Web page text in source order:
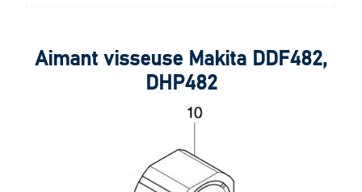
Aimant visseuse Makita DDF482,
DHP482